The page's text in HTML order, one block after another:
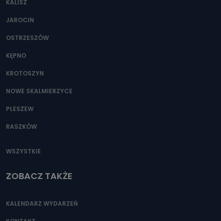
Można to zrobić pod numerem telefonu 62 735-51-05 lub
KALISZ
JAROCIN
OSTRZESZÓW
KĘPNO
KROTOSZYN
NOWE SKALMIERZYCE
PLESZEW
RASZKÓW
WSZYSTKIE
ZOBACZ TAKŻE
KALENDARZ WYDARZEŃ